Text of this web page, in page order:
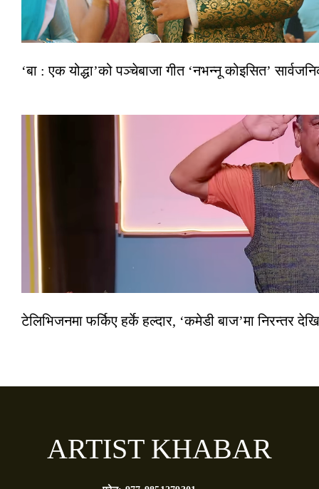
‘बा : एक योद्धा’को पञ्चेबाजा गीत ‘नभन्नू कोइसित’
टेलिभिजनमा फर्किए हर्के हल्दार, ‘कमेडी बाज’मा निरन्तर
ARTIST KHABAR